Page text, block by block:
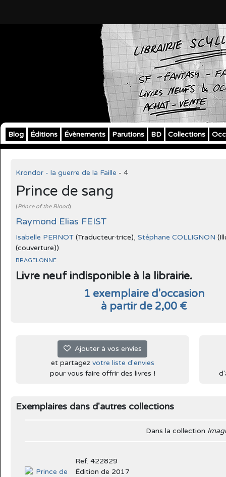
Blog Éditions Évènements Parutions BD Collections
Krondor - la guerre de la Faille - 4
Prince de sang
(Prince of the Blood)
Raymond Elias FEIST
Isabelle PERNOT (Traducteur·trice), Stéphane COLLIGNON
(couverture))
BRAGELONNE
Livre neuf indisponible à la librairie.
1 exemplaire d'occasion
à partir de 2,00 €
Ajouter à vos envies
et partagez votre liste d'envies
pour vous faire offrir des livres !
Exemplaires dans d'autres collections
Dans la collection
Ref. 422829
Édition de 2017